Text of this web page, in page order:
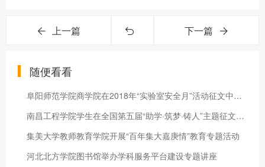
上一篇 下一篇
随便看看
阜阳师范学院商学院在2018年“实验室安全月”活动征文中喜获佳绩
南昌工程学院学生在全国第五届“助学·筑梦·铸人”主题征文中荣
集美大学教师教育学院开展“百年集大嘉庚情”教育专题活动
河北北方学院图书馆举办学科服务平台建设专题讲座